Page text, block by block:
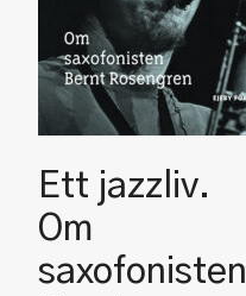
Ett jazzliv.
Om
saxofonisten